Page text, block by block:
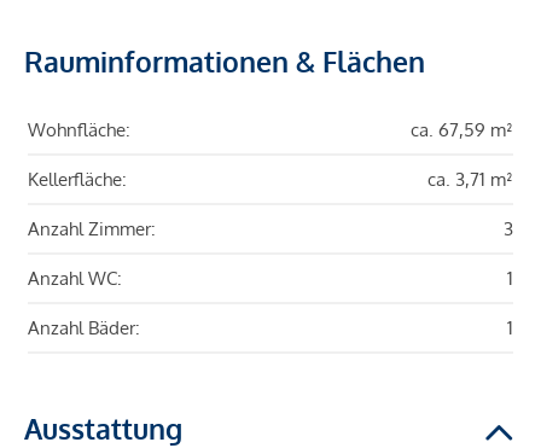
Rauminformationen & Flächen
Wohnfläche: ca. 67,59 m²
Kellerfläche: ca. 3,71 m²
Anzahl Zimmer: 3
Anzahl WC: 1
Anzahl Bäder: 1
Ausstattung